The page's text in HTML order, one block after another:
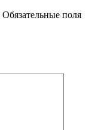
Обязательные поля